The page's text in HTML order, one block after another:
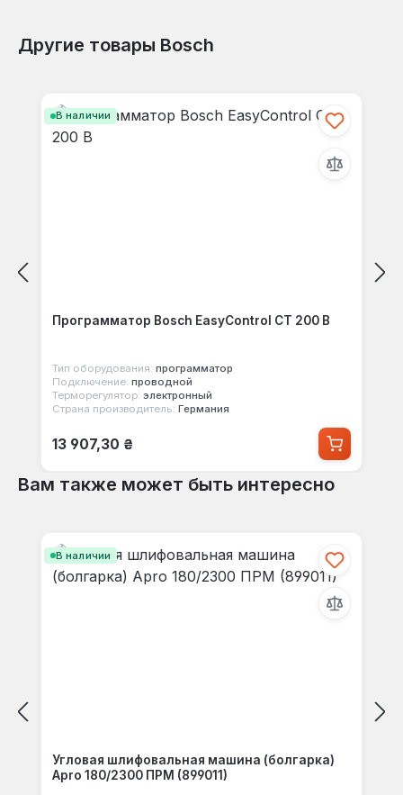
Другие товары Bosch
В наличии
Программатор Bosch EasyControl CT 200 B
Тип оборудования: программатор
Подключение: проводной
Терморегулятор: электронный
Страна производитель: Германия
Обычная цена:
13 907,30 ₴
Вам также может быть интересно
В наличии
Угловая шлифовальная машина (болгарка)
Apro 180/2300 ПРМ (899011)